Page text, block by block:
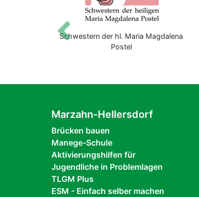
Schwestern der hl. Maria Magdalena
Postel
Zurück
Marzahn-Hellersdorf
Brücken bauen
Manege-Schule
Aktivierungshilfen für
Jugendliche in Problemlagen
TLGM Plus
ESM - Einfach selber machen